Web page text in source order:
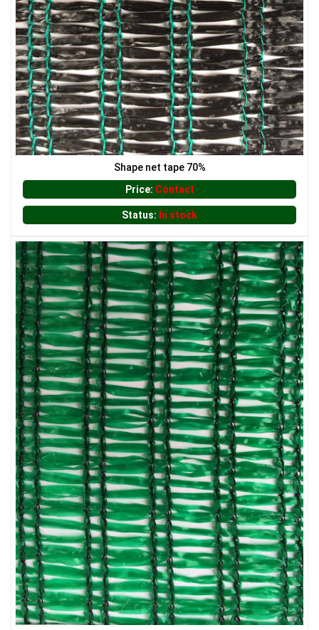
LƯỚI CHE NẮNG
LƯỚI CHẮN CHIM
LƯỚI CHẮN ĐỘNG VẬT
LƯỚI XÂY DỰNG
LƯỚI HÀNG RÀO HÌNH VUÔNG
Shape net tape 70%
Price: Contact
Status: In stock